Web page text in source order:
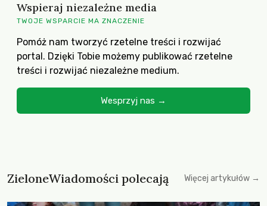
Wspieraj niezależne media
TWOJE WSPARCIE MA ZNACZENIE
Pomóż nam tworzyć rzetelne treści i rozwijać
portal. Dzięki Tobie możemy publikować rzetelne
treści i rozwijać niezależne medium.
Wesprzyj nas →
ZieloneWiadomości polecają Więcej artykułów →